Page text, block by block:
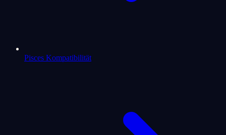
Pisces Kompatibilität